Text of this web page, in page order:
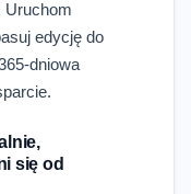
Uruchom
edycję do
dniowa
się od